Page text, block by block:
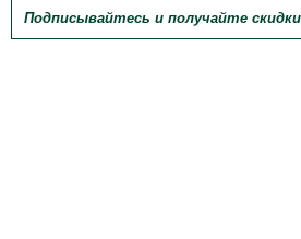
Подписывайтесь и получайте